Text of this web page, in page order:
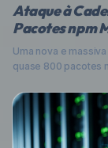
Ataque à
Pacotes npm
Linux
Uma nova e
quase 800 pacotes
de informações
representando uma